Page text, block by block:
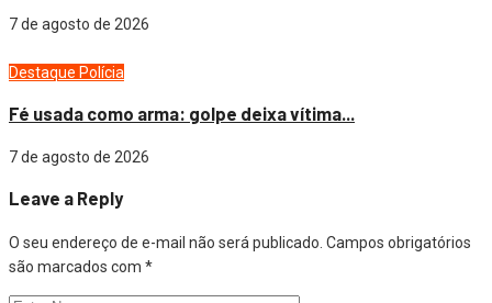
7 de agosto de 2026
Destaque Polícia
Fé usada como arma: golpe deixa vítima...
7 de agosto de 2026
Leave a Reply
O seu endereço de e-mail não será publicado. Campos obrigatórios
são marcados com *